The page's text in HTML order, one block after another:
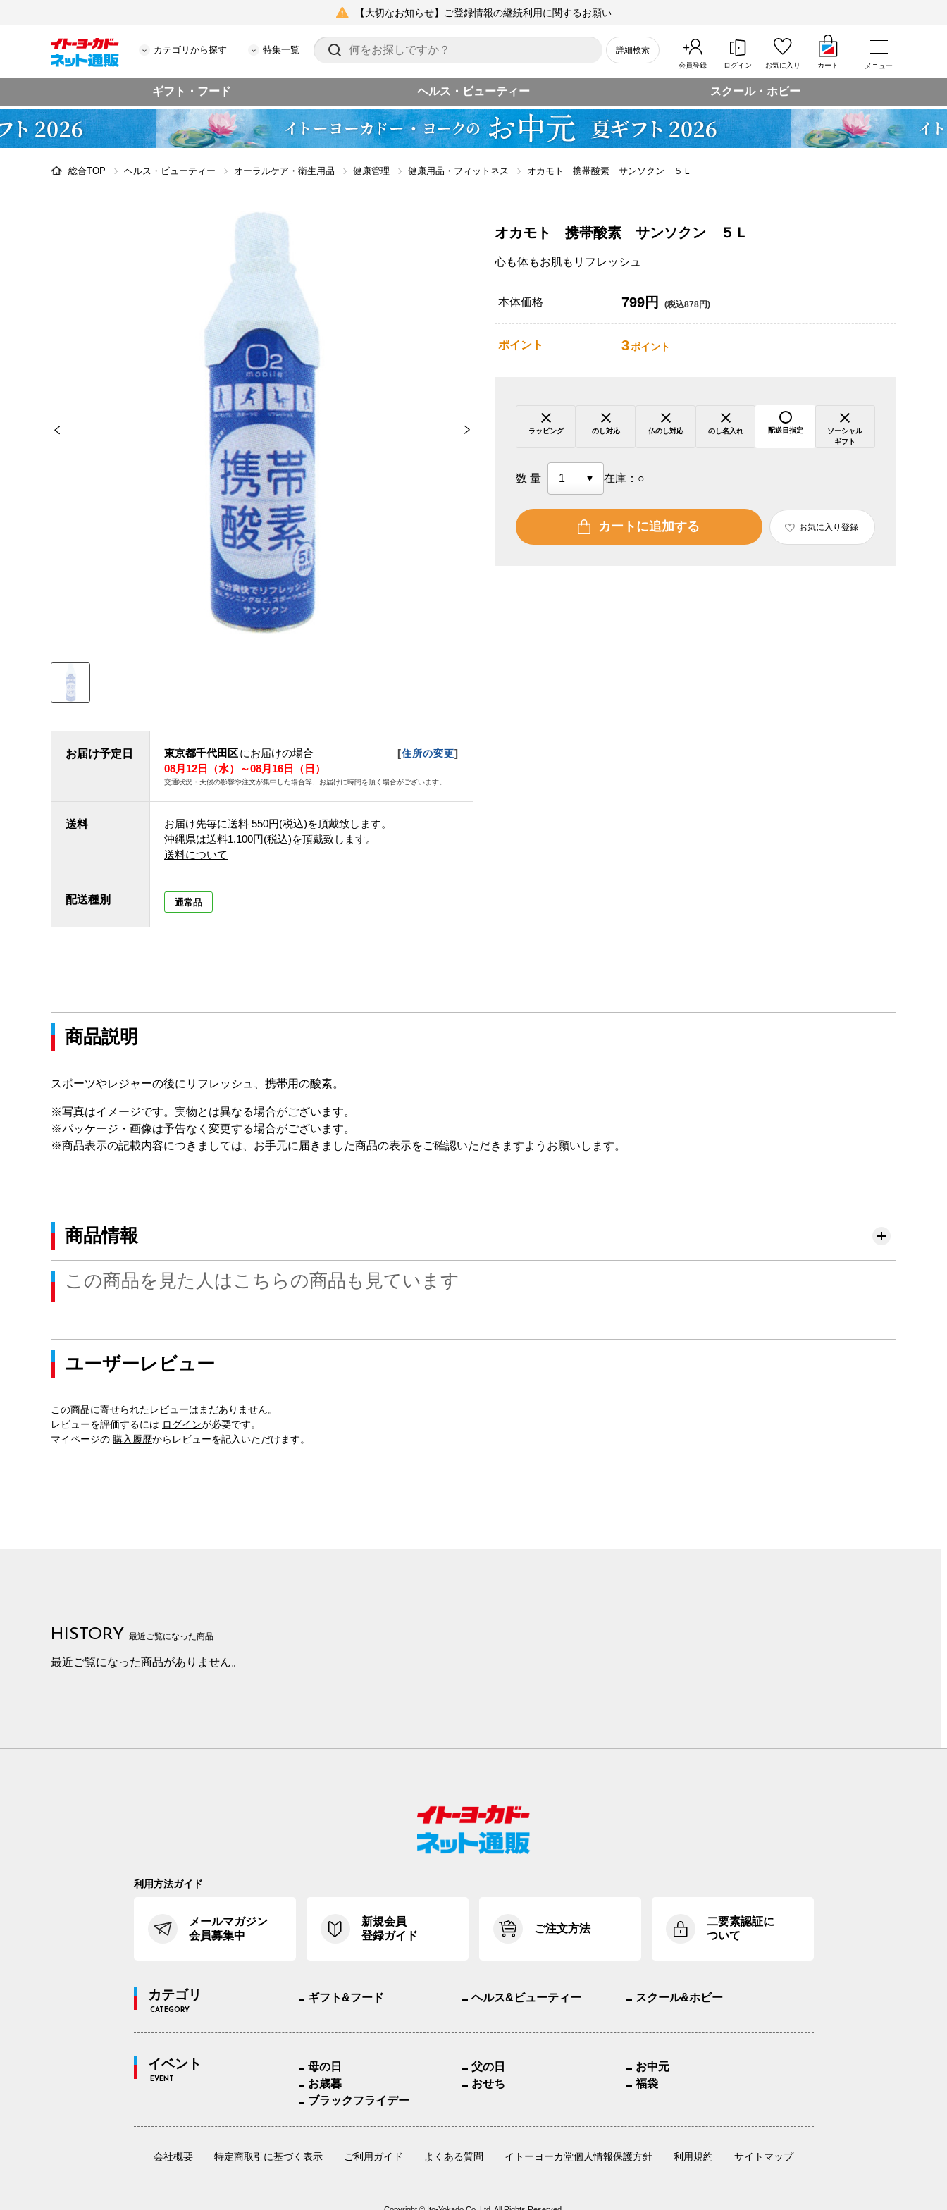
【大切なお知らせ】ご登録情報の継続利用に関するお願い
カテゴリから探す 特集一覧 詳細検索
会員登録 ログイン お気に入り カート メニュー
ギフト・フード ヘルス・ビューティー スクール・ホビー
総合TOP ヘルス・ビューティー オーラルケア・衛生用品 健康管理 健康用品・フィットネス オカモト 携帯酸素 サンソクン ５Ｌ
お届け予定日 東京都千代田区にお届けの場合 [住所の変更]
08月12日（水）～08月16日（日）
交通状況・天候の影響や注文が集中した場合等、お届けに時間を頂く場合がございます。
送料 お届け先毎に送料 550円(税込)を頂戴致します。
沖縄県は送料1,100円(税込)を頂戴致します。
送料について
配送種別 通常品
オカモト 携帯酸素 サンソクン ５Ｌ
心も体もお肌もリフレッシュ
本体価格 799円 (税込878円)
ポイント 3ポイント
ラッピング のし対応 仏のし対応 のし名入れ 配送日指定
ソーシャル
ギフト
数量 在庫： ○
カートに追加する お気に入り登録
商品説明
スポーツやレジャーの後にリフレッシュ、携帯用の酸素。
※写真はイメージです。実物とは異なる場合がございます。
※パッケージ・画像は予告なく変更する場合がございます。
※商品表示の記載内容につきましては、お手元に届きました商品の表示をご確認いただきますようお願いします。
商品情報
この商品を見た人はこちらの商品も見ています
ユーザーレビュー
この商品に寄せられたレビューはまだありません。
レビューを評価するには ログインが必要です。
マイページの 購入履歴からレビューを記入いただけます。
HISTORY 最近ご覧になった商品
最近ご覧になった商品がありません。
利用方法ガイド
メールマガジン
会員募集中
新規会員
登録ガイド
ご注文方法
二要素認証に
ついて
カテゴリ
CATEGORY
ギフト&フード ヘルス&ビューティー スクール&ホビー
イベント
EVENT
母の日 父の日
お中元
お歳暮
おせち
福袋
ブラックフライデー
会社概要 特定商取引に基づく表示 ご利用ガイド よくある質問 イトーヨーカ堂個人情報保護方針 利用規約 サイトマップ